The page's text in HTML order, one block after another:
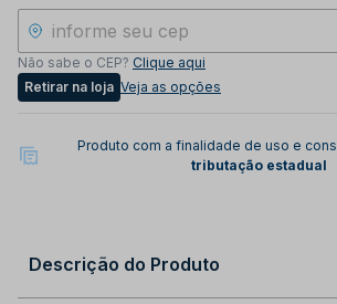
Não sabe o CEP? Clique aqui
Retirar na loja Veja as opções
Produto com a finalidade de uso e
tributação estadual
Descrição do Produto